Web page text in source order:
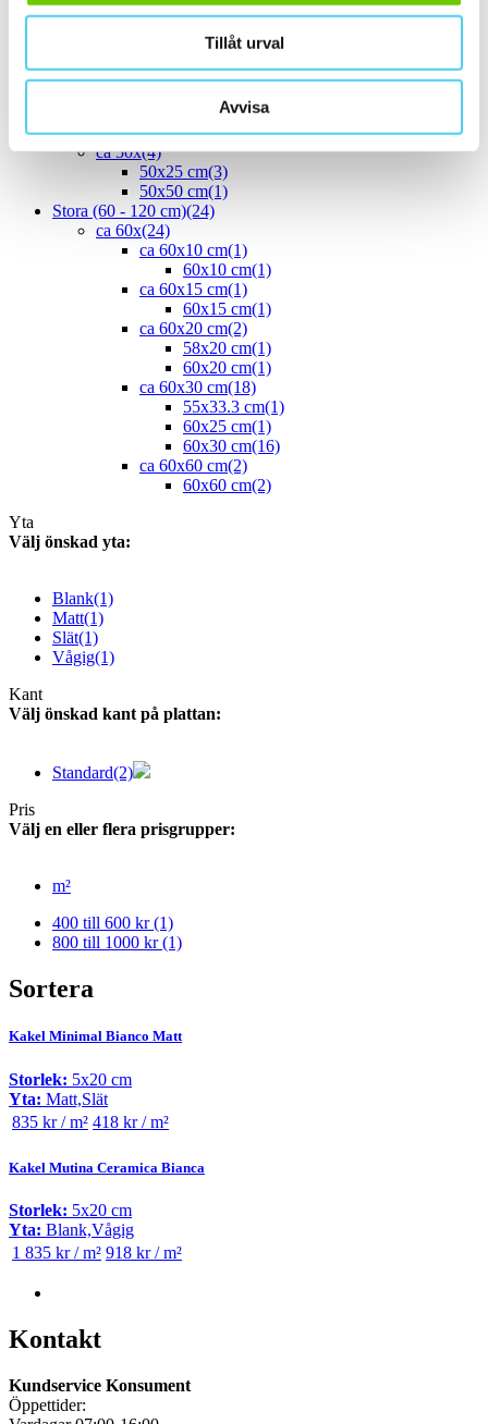
Tillåt urval
Avvisa
33.3x55 cm(1)
(2)
40x20 cm(1)
45x15 cm(1)
ca 50x(4)
50x25 cm(3)
50x50 cm(1)
Stora (60 - 120 cm)(24)
ca 60x(24)
ca 60x10 cm(1)
60x10 cm(1)
ca 60x15 cm(1)
60x15 cm(1)
ca 60x20 cm(2)
58x20 cm(1)
60x20 cm(1)
ca 60x30 cm(18)
55x33.3 cm(1)
60x25 cm(1)
60x30 cm(16)
ca 60x60 cm(2)
60x60 cm(2)
Yta
Välj önskad yta:
Blank(1)
Matt(1)
Slät(1)
Vågig(1)
Kant
Välj önskad kant på plattan:
Standard(2)
Pris
Välj en eller flera prisgrupper:
m²
400 till 600 kr(1)
800 till 1000 kr(1)
Sortera
Kakel Minimal Bianco Matt
Storlek: 5x20 cm
Yta: Matt,Slät
835 kr / m² 418 kr / m²
Kakel Mutina Ceramica Bianca
Storlek: 5x20 cm
Yta: Blank,Vågig
1 835 kr / m² 918 kr / m²
Kontakt
Kundservice Konsument
Öppettider: